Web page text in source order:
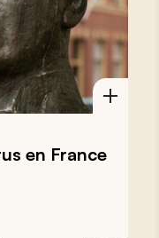
en France